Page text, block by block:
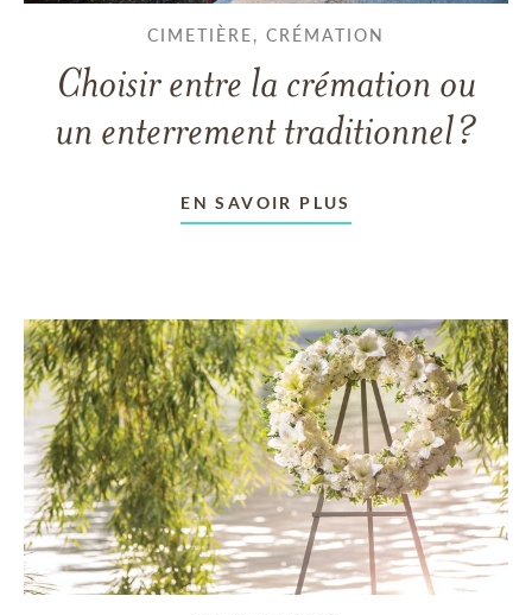
CIMETIÈRE, CRÉMATION
Choisir entre la crémation ou
un enterrement traditionnel?
EN SAVOIR PLUS